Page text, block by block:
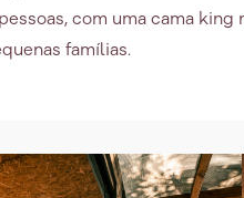
com uma cama
famílias.